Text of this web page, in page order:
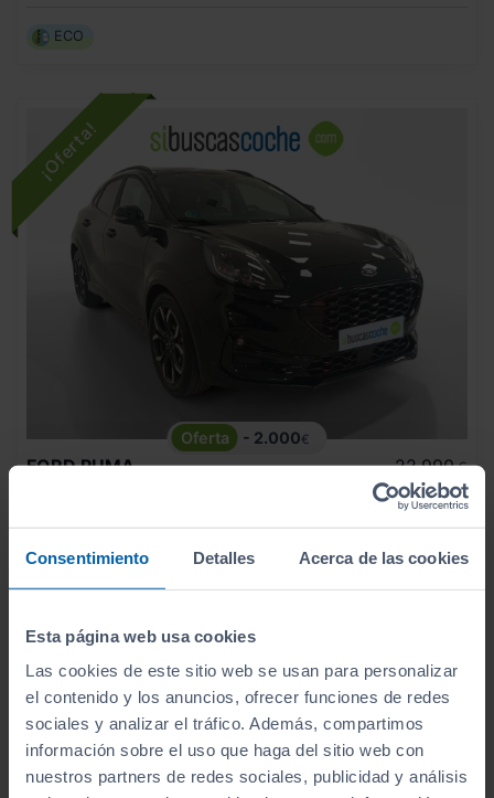
Consentimiento Detalles Acerca de las cookies
Esta página web usa cookies
Las cookies de este sitio web se usan para personalizar
el contenido y los anuncios, ofrecer funciones de redes
sociales y analizar el tráfico. Además, compartimos
información sobre el uso que haga del sitio web con
nuestros partners de redes sociales, publicidad y análisis
ECO
- 2.000€
FORD PUMA
Manual
Gasolina
22.990 €
20.990 €
250 €/mes
ECO